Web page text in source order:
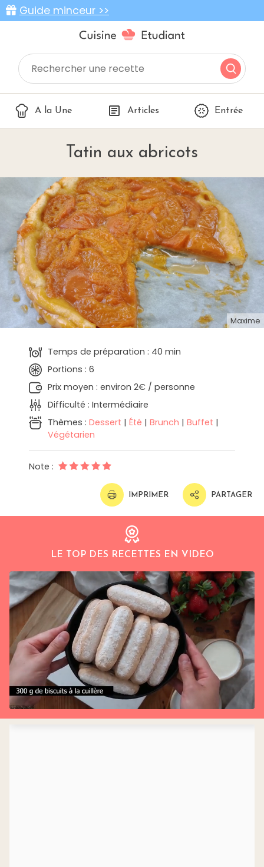
Guide minceur >>
A la Une Articles Entrée
Tatin aux abricots
Maxime
Temps de préparation : 40 min
Portions : 6
Prix moyen : environ 2€ / personne
Difficulté : Intermédiaire
Thèmes : Dessert | Été | Brunch | Buffet |
Végétarien
Note :
IMPRIMER PARTAGER
LE TOP DES RECETTES EN VIDEO